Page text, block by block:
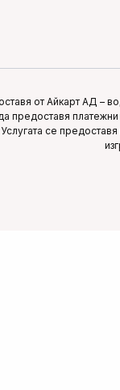
от Айкарт АД –
платежни
се